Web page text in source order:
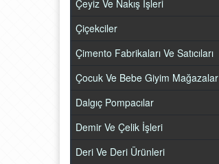
Çeyiz Ve Nakış İşleri
Çiçekciler
Çimento Fabrikaları Ve Satıcıları
Çocuk Ve Bebe Giyim Mağazalar
Dalgıç Pompacılar
Demir Ve Çelik İşleri
Deri Ve Deri Ürünleri